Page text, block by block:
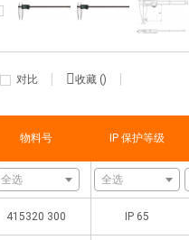
对比 收藏 ()
物料号
全选
415320 300
IP 保护等级
全选
IP 65